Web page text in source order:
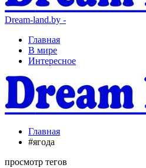
Dream-land.by -
Главная
В мире
Интересное
Главная
#ягода
просмотр тегов